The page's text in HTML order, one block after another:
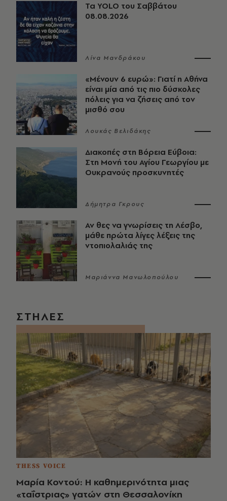
Τα YOLO του Σαββάτου
08.08.2026
Λίνα Μανδράκου
«Μένουν 6 ευρώ»: Γιατί η Αθήνα
είναι μία από τις πιο δύσκολες
πόλεις για να ζήσεις από τον
μισθό σου
Λουκάς Βελιδάκης
Διακοπές στη Βόρεια Εύβοια:
Στη Μονή του Αγίου Γεωργίου με
Ουκρανούς προσκυνητές
Δήμητρα Γκρους
Αν θες να γνωρίσεις τη Λέσβο,
μάθε πρώτα λίγες λέξεις της
ντοπιολαλιάς της
Μαριάννα Μανωλοπούλου
ΣΤΗΛΕΣ
THESS VOICE
Μαρία Κοντού: Η καθημερινότητα μιας
«ταΐστριας» γατών στη Θεσσαλονίκη